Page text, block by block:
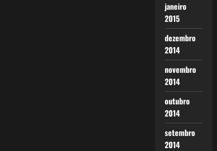
janeiro
2015
dezembro
2014
novembro
2014
outubro
2014
setembro
2014